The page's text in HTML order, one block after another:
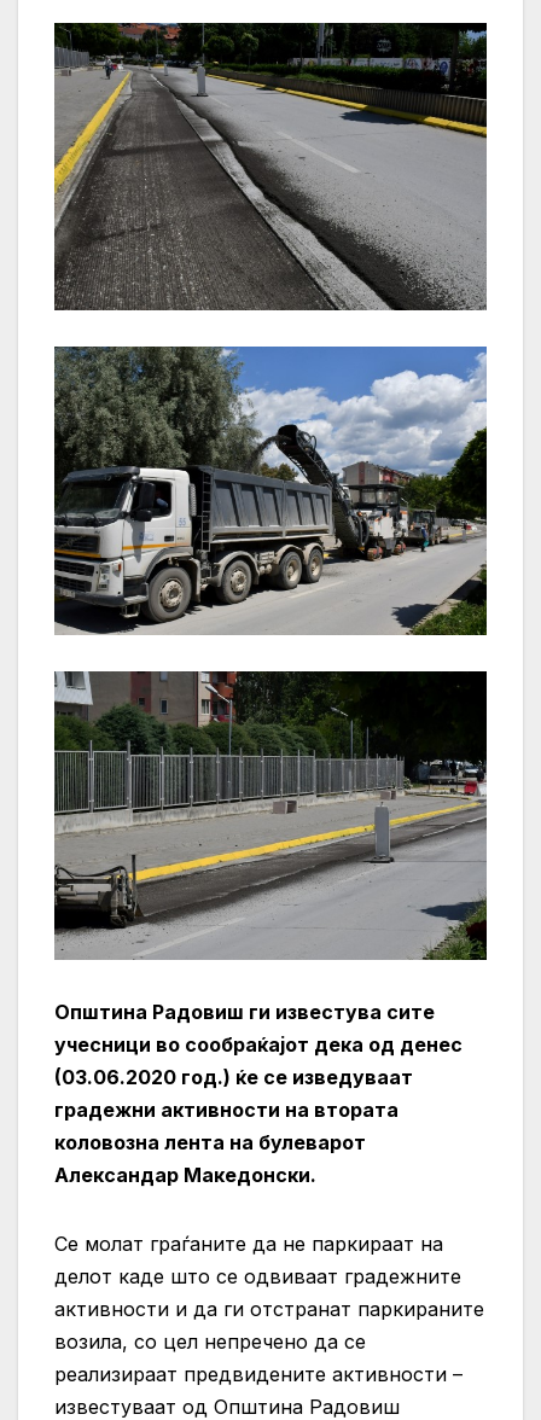
Општина Радовиш ги известува сите
учесници во сообраќајот дека од денес
(03.06.2020 год.) ќе се изведуваат
градежни активности на втората
коловозна лента на булеварот
Александар Македонски.
Се молат граѓаните да не паркираат на
делот каде што се одвиваат градежните
активности и да ги отстранат паркираните
возила, со цел непречено да се
реализираат предвидените активности –
известуваат од Општина Радовиш